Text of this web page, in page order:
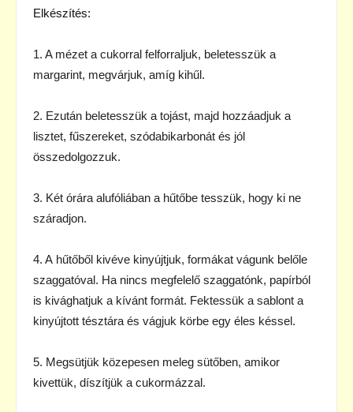
Elkészítés:
1. A mézet a cukorral felforraljuk, beletesszük a
margarint, megvárjuk, amíg kihűl.
2. Ezután beletesszük a tojást, majd hozzáadjuk a
lisztet, fűszereket, szódabikarbonát és jól
összedolgozzuk.
3. Két órára alufóliában a hűtőbe tesszük, hogy ki ne
száradjon.
4. A hűtőből kivéve kinyújtjuk, formákat vágunk belőle
szaggatóval. Ha nincs megfelelő szaggatónk, papírból
is kivághatjuk a kívánt formát. Fektessük a sablont a
kinyújtott tésztára és vágjuk körbe egy éles késsel.
5. Megsütjük közepesen meleg sütőben, amikor
kivettük, díszítjük a cukormázzal.